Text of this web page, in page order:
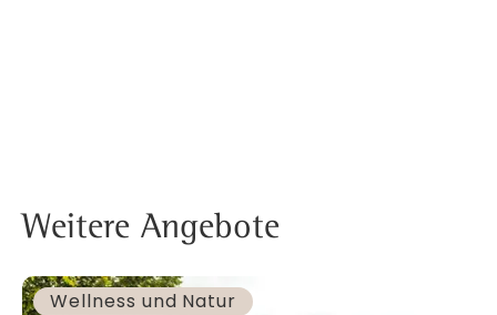
Weitere Angebote
Wellness und Natur